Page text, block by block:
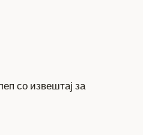
со извештај за